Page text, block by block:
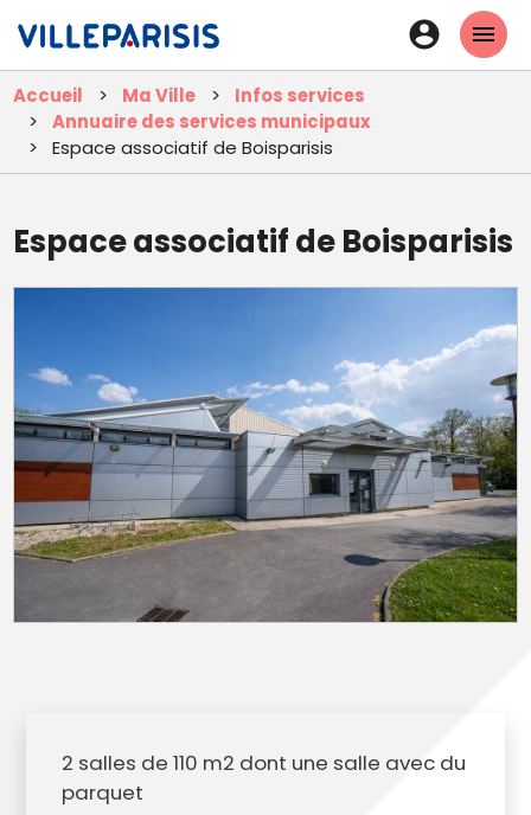
contenu
principal
En-
tête
Accueil Ma Ville
Infos services
Annuaire des services municipaux
Espace associatif de Boisparisis
Espace associatif de Boisparisis
2 salles de 110 m2 dont une salle avec du
parquet